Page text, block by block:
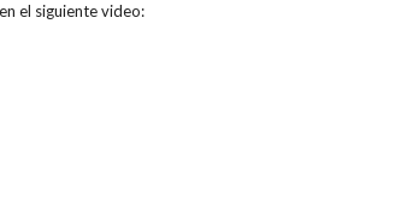
el siguiente video: